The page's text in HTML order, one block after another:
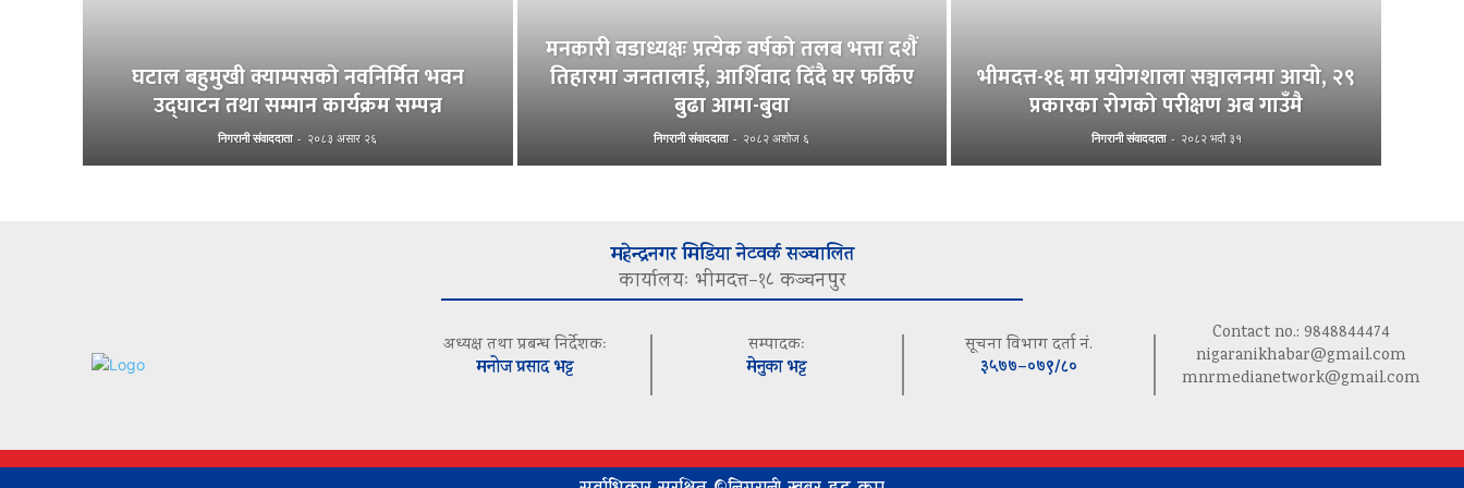
घटाल बहुमुखी क्याम्पसको नवनिर्मित भवन
उद्घाटन तथा सम्मान कार्यक्रम सम्पन्न
निगरानी संवाददाता - २०८३ असार २६
मनकारी वडाध्यक्षः प्रत्येक वर्षको तलब भत्ता दशैं
तिहारमा जनतालाई, आर्शिवाद दिँदै घर फर्किए
बुढा आमा-बुवा
निगरानी संवाददाता - २०८२ अशोज ६
भीमदत्त-१६ मा प्रयोगशाला सञ्चालनमा आयो, २९
प्रकारका रोगको परीक्षण अब गाउँमै
निगरानी संवाददाता - २०८२ भदौ ३१
महेन्द्रनगर मिडिया नेटवर्क सञ्चालित
कार्यालयः भीमदत्त–१८ कञ्चनपुर
अध्यक्ष तथा प्रबन्ध निर्देशकः
मनोज प्रसाद भट्ट
सम्पादकः
मेनुका भट्ट
सूचना विभाग दर्ता नं.
३५७७–०७९/८०
Contact no.: 9848844474
nigaranikhabar@gmail.com
mnrmedianetwork@gmail.com